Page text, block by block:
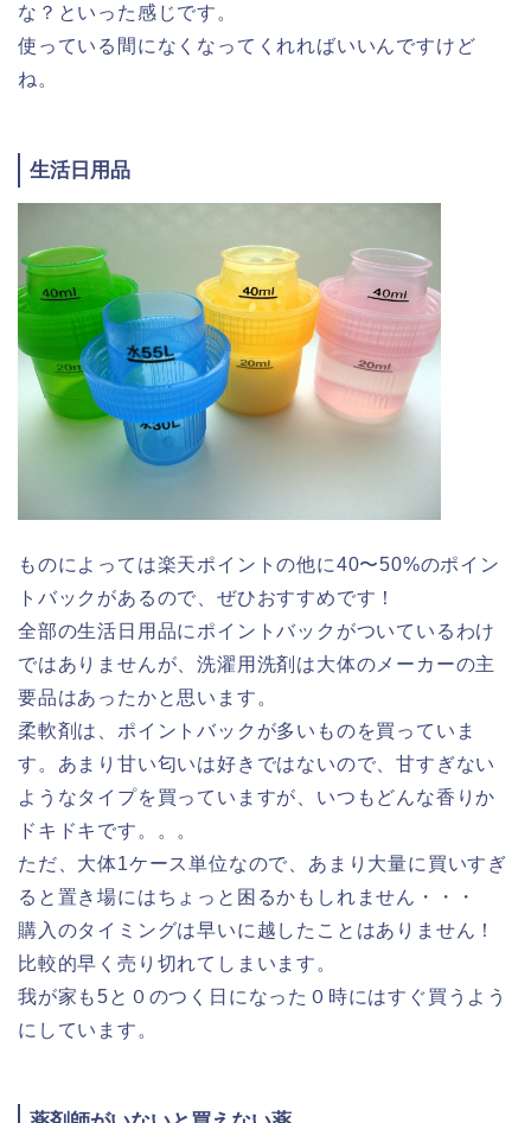
な？といった感じです。
使っている間になくなってくれればいいんですけど
ね。
生活日用品
ものによっては楽天ポイントの他に40〜50%のポイン
トバックがあるので、ぜひおすすめです！
全部の生活日用品にポイントバックがついているわけ
ではありませんが、洗濯用洗剤は大体のメーカーの主
要品はあったかと思います。
柔軟剤は、ポイントバックが多いものを買っていま
す。あまり甘い匂いは好きではないので、甘すぎない
ようなタイプを買っていますが、いつもどんな香りか
ドキドキです。。。
ただ、大体1ケース単位なので、あまり大量に買いすぎ
ると置き場にはちょっと困るかもしれません・・・
購入のタイミングは早いに越したことはありません！
比較的早く売り切れてしまいます。
我が家も5と０のつく日になった０時にはすぐ買うよう
にしています。